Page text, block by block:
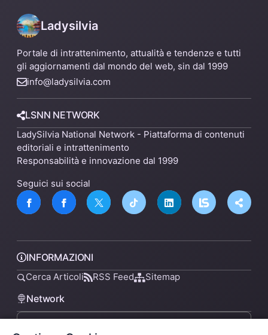
Ladysilvia
Portale di intrattenimento, attualità e tendenze e tutti
gli aggiornamenti dal mondo del web, sin dal 1999
info@ladysilvia.com
LSNN NETWORK
LadySilvia National Network - Piattaforma di contenuti
editoriali e intrattenimento
Responsabilità e innovazione dal 1999
Seguici sui social
INFORMAZIONI
Cerca Articoli RSS Feed Sitemap
Network